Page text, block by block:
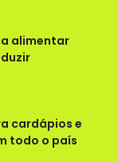
alimentar
cardápios e
todo o país